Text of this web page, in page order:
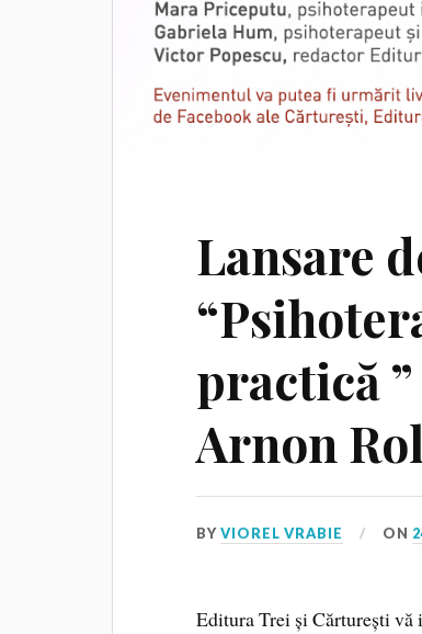
Lansare
practică
Arnon
BYVIOREL VRABIE ON
Editura Trei și Cărturești vă